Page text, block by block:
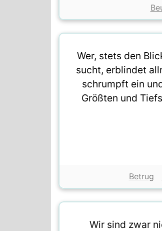
Wer, stets den
sucht, erblindet
schrumpft ein
Größten und
Betrug
Wir sind zwar